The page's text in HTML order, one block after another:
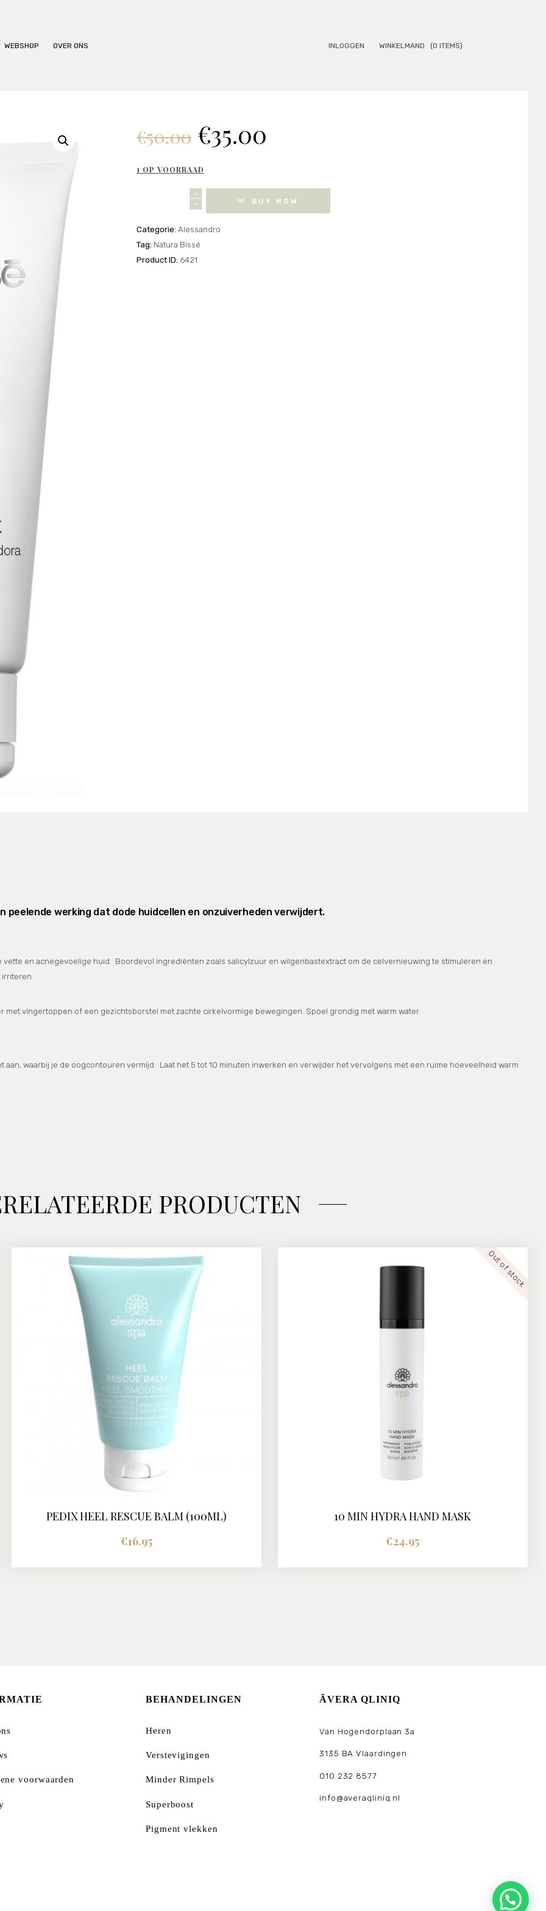
WEBSHOP OVER ONS INLOGGEN WINKELMAND (0 ITEMS)
PRIJSLIJST
€50.00 Oorspronkelijke
prijs
was:
€50.00.
€35.00
1 OP VOORRAAD
-
Stabilizing
Cleansing
BUY NOW
Categorie: Alessandro
Tag: Natura Bissé
Product ID: 6421
peelende werking dat dode huidcellen en onzuiverheden verwijdert.
en acnegevoelige huid. Boordevol ingrediënten zoals salicylzuur en wilgenbastextract om de celvernieuwing te stimuleren en
irriteren
met vingertoppen of een gezichtsborstel met zachte cirkelvormige bewegingen. Spoel grondig met warm water.
waarbij je de oogcontouren vermijd. Laat het 5 tot 10 minuten inwerken en verwijder het vervolgens met een ruime hoeveelheid warm
PRODUCTEN
BUY NOW DETAILS
PEDIX HEEL RESCUE BALM (100ML)
€16.95
Out of stock
10 MIN HYDRA HAND MASK
€24.95
voorwaarden
BEHANDELINGEN
Heren
Verstevigingen
Minder Rimpels
Superboost
Pigment vlekken
ÃVERA QLINIQ
Van Hogendorplaan 3a
3135 BA Vlaardingen
010 232 8577
info@averaqliniq.nl